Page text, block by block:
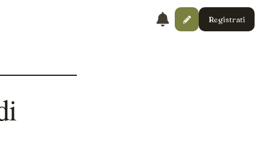
Registrati